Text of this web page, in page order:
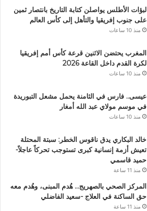
لبؤات الأطلس يواصلن كتابة التاريخ بانتصار ثمين
على جنوب إفريقيا والتأهل إلى كأس العالم
منذ 10 ساعات
المغرب يحتضن الاثنين قرعة كأس أمم إفريقيا
لكرة القدم داخل القاعة 2026
منذ 10 ساعات
عيسى.. فارس في الثامنة يحمل مشعل التبوريدة
في موسم مولاي عبد الله أمغار
منذ 10 ساعات
خالد البكاري يدق ناقوس الخطر: سبتة المحتلة
تعيش أزمة إنسانية كبرى تستوجب تحركاً عاجلاً-
حميد قاسمي
منذ 11 ساعة
المركز الصحي بالصهريج… هُدم المبنى، وهُدم معه
حق الساكنة في العلاج -سعيد الفاضلي
منذ 11 ساعة